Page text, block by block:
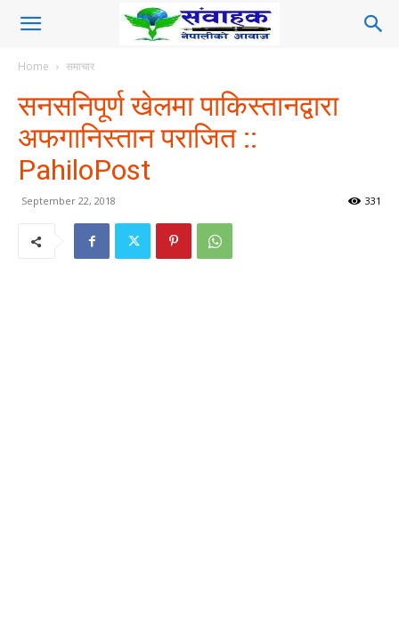
Home समाचार
सनसनिपूर्ण खेलमा पाकिस्तानद्वारा
अफगानिस्तान पराजित ::
PahiloPost
September 22, 2018 331